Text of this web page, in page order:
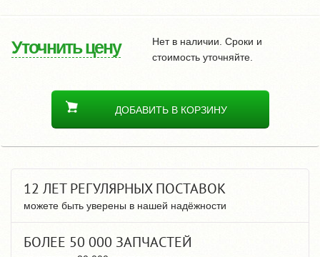
Уточнить цену
Нет в наличии. Сроки и
стоимость уточняйте.
ДОБАВИТЬ В КОРЗИНУ
12 ЛЕТ РЕГУЛЯРНЫХ ПОСТАВОК
можете быть уверены в нашей надёжности
БОЛЕЕ 50 000 ЗАПЧАСТЕЙ